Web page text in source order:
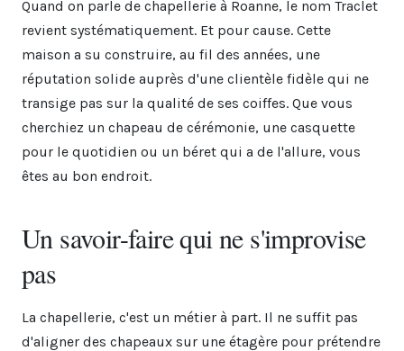
Quand on parle de chapellerie à Roanne, le nom Traclet
revient systématiquement. Et pour cause. Cette
maison a su construire, au fil des années, une
réputation solide auprès d'une clientèle fidèle qui ne
transige pas sur la qualité de ses coiffes. Que vous
cherchiez un chapeau de cérémonie, une casquette
pour le quotidien ou un béret qui a de l'allure, vous
êtes au bon endroit.
Un savoir-faire qui ne s'improvise
pas
La chapellerie, c'est un métier à part. Il ne suffit pas
d'aligner des chapeaux sur une étagère pour prétendre